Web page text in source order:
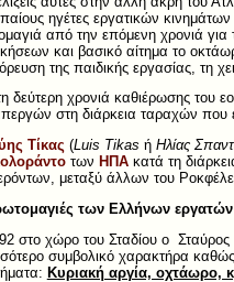
ηγέτες εργατικών
από την επόμενη χρονιά
και βασικό αίτημα το
της παιδικής εργασίας, τη
δεύτερη χρονιά καθιέρωσης του
στη διάρκεια ταραχών που
Τίκας (Luis Tikas ή Ηλίας
των ΗΠΑκατά τη
μεταξύ άλλων του
των Ελλήνων εργατών
στο χώρο του Σταδίου ο
συμβολικό χαρακτήρα
Κυριακή αργία, οχτάωρο,